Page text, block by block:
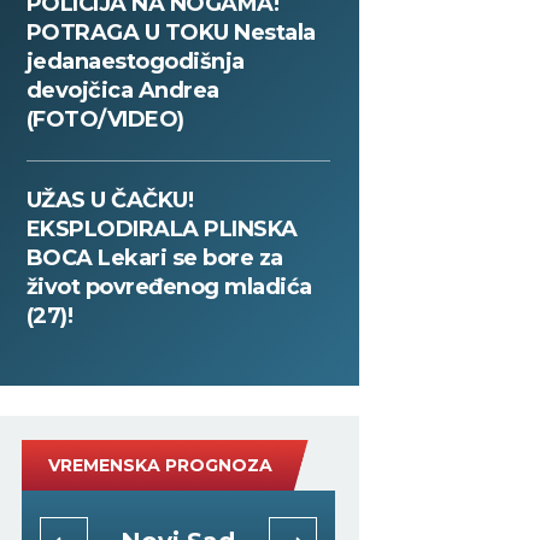
POTRAGA U TOKU Nestala
jedanaestogodišnja
devojčica Andrea
(FOTO/VIDEO)
UŽAS U ČAČKU!
EKSPLODIRALA PLINSKA
BOCA Lekari se bore za
život povređenog mladića
(27)!
VREMENSKA PROGNOZA